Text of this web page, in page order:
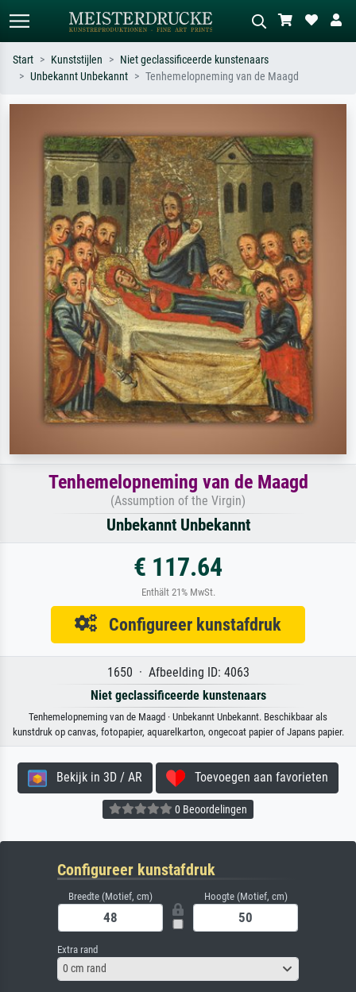
Monet, Sterrennacht, impressionisme,
Hokusai-golf, naakt.
weide, abstract met veel rood, donker
olieverfschilderij, staand naakt naast
een boom.
Start Kunststijlen
Niet geclassificeerde kunstenaars
Unbekannt Unbekannt
Tenhemelopneming van de Maagd
Tenhemelopneming van de Maagd
(Assumption of the Virgin)
Unbekannt Unbekannt
€ 117.64
Enthält 21% MwSt.
Configureer kunstafdruk
1650 · Afbeelding ID: 4063
Niet geclassificeerde kunstenaars
Tenhemelopneming van de Maagd · Unbekannt Unbekannt. Beschikbaar als
kunstdruk op canvas, fotopapier, aquarelkarton, ongecoat papier of Japans papier.
Bekijk in 3D / AR Toevoegen aan favorieten
0 Beoordelingen
Configureer kunstafdruk
Breedte (Motief, cm) Hoogte (Motief, cm)
Extra rand
0 cm rand